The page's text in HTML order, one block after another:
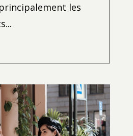
les